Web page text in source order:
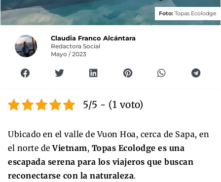
Foto: Topas Ecolodge
Claudia Franco Alcántara
Redactora Social
Mayo / 2023
5/5 - (1 voto)
Ubicado en el valle de Vuon Hoa, cerca de Sapa, en
el norte de Vietnam, Topas Ecolodge es una
escapada serena para los viajeros que buscan
reconectarse con la naturaleza.